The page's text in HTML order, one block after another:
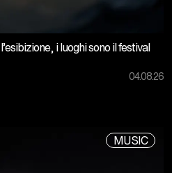
i luoghi sono il festival
04.08.26
MUSIC